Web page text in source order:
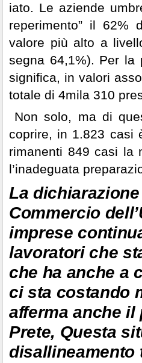
iato. Le aziende
reperimento” il 62%
valore più alto a
segna 64,1%). Per
significa, in valori
totale di 4mila 310
Non solo, ma di
coprire, in 1.823 casi
rimanenti 849 casi la
l’inadeguata
La
Commercio
imprese
lavoratori che
che ha anche a
ci sta costando
afferma anche il
Prete, Questa
disallineamento